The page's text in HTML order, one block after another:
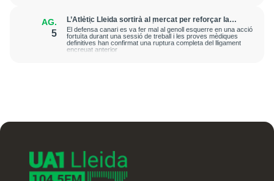
AG.
5
L’Atlètic Lleida sortirà al mercat per reforçar la
posició de central després de la greu lesió que ha
patit Cristian Abreu
El defensa canari es va fer mal al genoll esquerre en una acció
fortuïta durant una sessió de treball i les proves mèdiques
definitives han confirmat una ruptura completa del lligament
encreuat anterior